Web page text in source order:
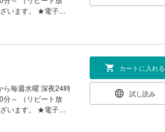
★電子書
ァト自身の本来の
トは、一人船に乗
旅に出る。 その旅
』シリーズ第11弾！
ら毎週水曜 深夜24時
★電子書
カートに入れる
試し読み